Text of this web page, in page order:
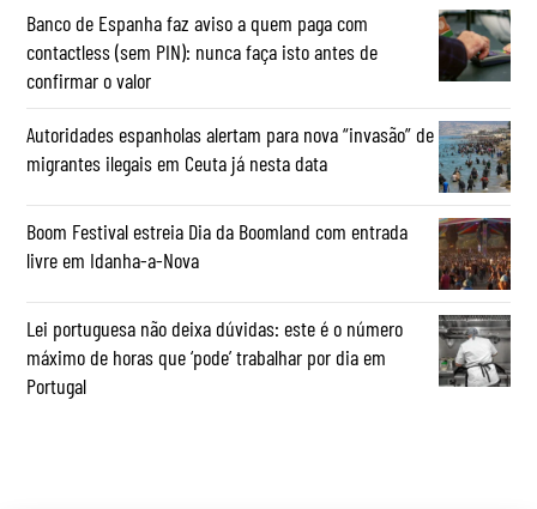
Banco de Espanha faz aviso a quem paga com
contactless (sem PIN): nunca faça isto antes de
confirmar o valor
Autoridades espanholas alertam para nova “invasão” de
migrantes ilegais em Ceuta já nesta data
Boom Festival estreia Dia da Boomland com entrada
livre em Idanha-a-Nova
Lei portuguesa não deixa dúvidas: este é o número
máximo de horas que ‘pode’ trabalhar por dia em
Portugal